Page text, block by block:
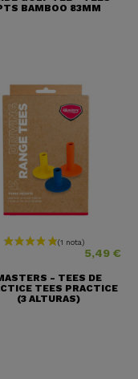
BAMBOO 83MM
Precio 5,49 €
- TEES DE
TEES PRACTICE
(3 ALTURAS)